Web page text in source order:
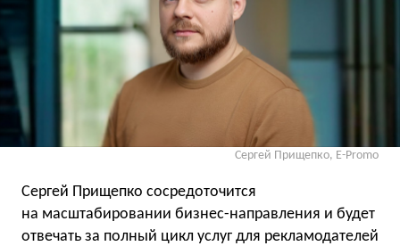
Сергей Прищепко, E-Promo
Сергей Прищепко сосредоточится
на масштабировании бизнес-направления и будет
отвечать за полный цикл услуг для рекламодателей